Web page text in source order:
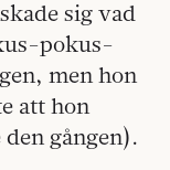
sig vad
pokus-
men hon
att hon
gången).